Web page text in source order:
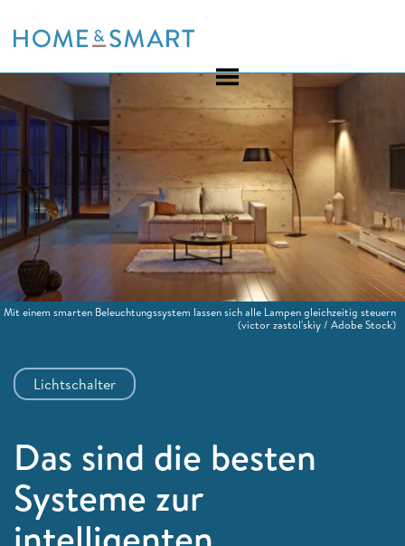
to
Lichtschalter
Das sind die besten
Systeme zur
Mit einem smarten Beleuchtungssystem lassen sich alle Lampen gleichzeitig steuern
(victor zastol'skiy / Adobe Stock)